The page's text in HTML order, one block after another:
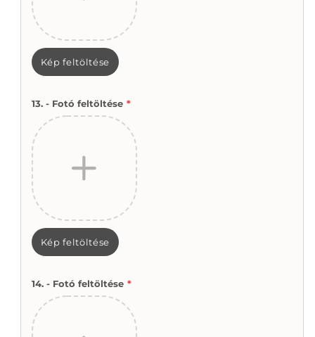
Kép feltöltése
13. - Fotó feltöltése *
Kép feltöltése
14. - Fotó feltöltése *